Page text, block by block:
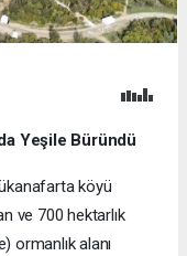
Yeşile Büründü
köyü
ve 700 hektarlık
ormanlık alanı